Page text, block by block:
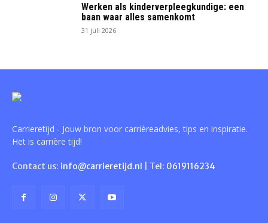
Werken als kinderverpleegkundige: een
baan waar alles samenkomt
31 juli 2026
Carrieretijd - Jouw bron voor carrièreadvies, tips en inspiratie.
Het is carrière tijd!
Contact us: info@carrieretijd.nl | Tel: 0619116234